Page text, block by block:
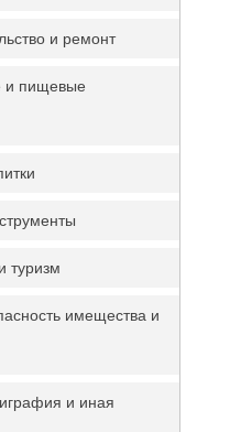
и ремонт
и пищевые
туризм
имещества и
и иная